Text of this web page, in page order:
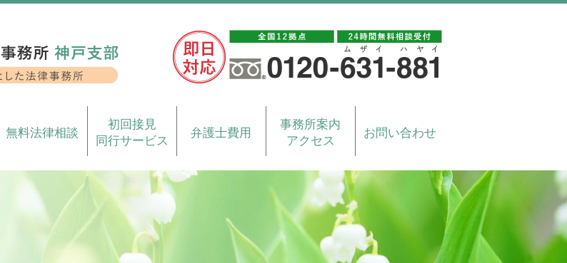
無料法律相談
初回接見
同行サービス
弁護士費用
事務所案内
アクセス
お問い合わせ